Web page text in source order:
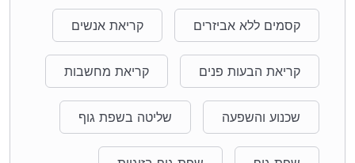
קסמים ללא אביזרים קריאת אנשים
קריאת הבעות פנים קריאת מחשבות
שכנוע והשפעה שליטה בשפת גוף